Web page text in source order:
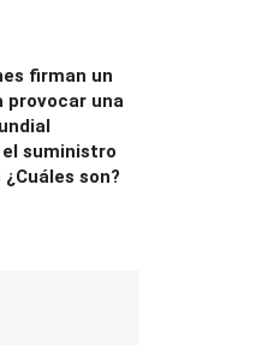
firman un
provocar una
suministro
son?